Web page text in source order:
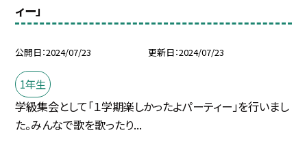
ィー」
公開日 2024/07/23 更新日 2024/07/23
1年生
学級集会として「１学期楽しかったよパーティー」を行いまし
た。みんなで歌を歌ったり...